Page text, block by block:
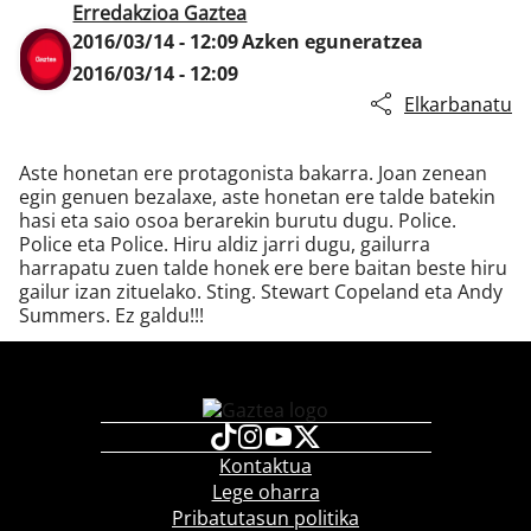
Erredakzioa Gaztea
2016/03/14 - 12:09Azken eguneratzea
2016/03/14 - 12:09
Elkarbanatu
Aste honetan ere protagonista bakarra. Joan zenean
egin genuen bezalaxe, aste honetan ere talde batekin
hasi eta saio osoa berarekin burutu dugu. Police.
Police eta Police. Hiru aldiz jarri dugu, gailurra
harrapatu zuen talde honek ere bere baitan beste hiru
gailur izan zituelako. Sting. Stewart Copeland eta Andy
Summers. Ez galdu!!!
Kontaktua
Lege oharra
Pribatutasun politika